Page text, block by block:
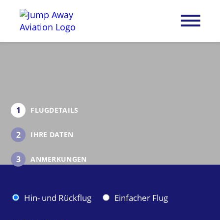
1 FLUGDETAILS
2 IHRE DATEN
3 ANMERKUNGEN
F
Hin- und Rückflug Einfacher Flug